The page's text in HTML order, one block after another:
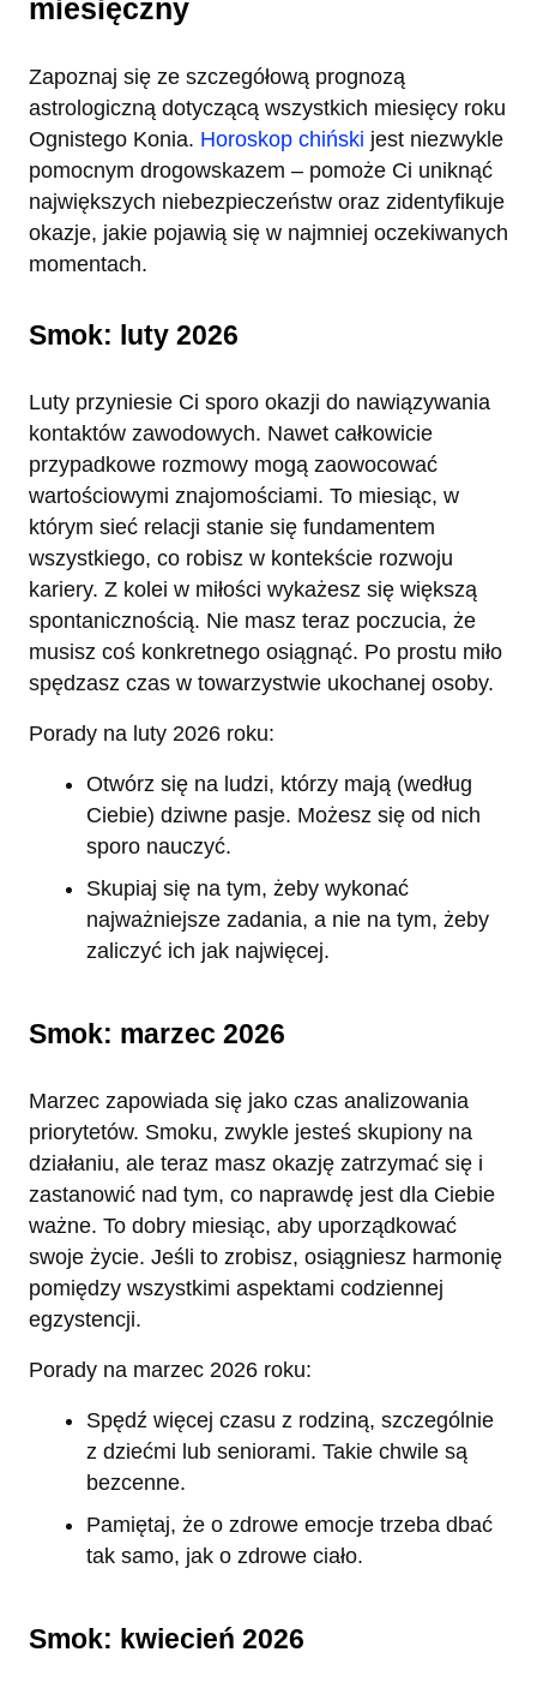
miesięczny
Zapoznaj się ze szczegółową prognozą
astrologiczną dotyczącą wszystkich miesięcy roku
Ognistego Konia. Horoskop chiński jest niezwykle
pomocnym drogowskazem – pomoże Ci uniknąć
największych niebezpieczeństw oraz zidentyfikuje
okazje, jakie pojawią się w najmniej oczekiwanych
momentach.
Smok: luty 2026
Luty przyniesie Ci sporo okazji do nawiązywania
kontaktów zawodowych. Nawet całkowicie
przypadkowe rozmowy mogą zaowocować
wartościowymi znajomościami. To miesiąc, w
którym sieć relacji stanie się fundamentem
wszystkiego, co robisz w kontekście rozwoju
kariery. Z kolei w miłości wykażesz się większą
spontanicznością. Nie masz teraz poczucia, że
musisz coś konkretnego osiągnąć. Po prostu miło
spędzasz czas w towarzystwie ukochanej osoby.
Porady na luty 2026 roku:
Otwórz się na ludzi, którzy mają (według
Ciebie) dziwne pasje. Możesz się od nich
sporo nauczyć.
Skupiaj się na tym, żeby wykonać
najważniejsze zadania, a nie na tym, żeby
zaliczyć ich jak najwięcej.
Smok: marzec 2026
Marzec zapowiada się jako czas analizowania
priorytetów. Smoku, zwykle jesteś skupiony na
działaniu, ale teraz masz okazję zatrzymać się i
zastanowić nad tym, co naprawdę jest dla Ciebie
ważne. To dobry miesiąc, aby uporządkować
swoje życie. Jeśli to zrobisz, osiągniesz harmonię
pomiędzy wszystkimi aspektami codziennej
egzystencji.
Porady na marzec 2026 roku:
Spędź więcej czasu z rodziną, szczególnie
z dziećmi lub seniorami. Takie chwile są
bezcenne.
Pamiętaj, że o zdrowe emocje trzeba dbać
tak samo, jak o zdrowe ciało.
Smok: kwiecień 2026